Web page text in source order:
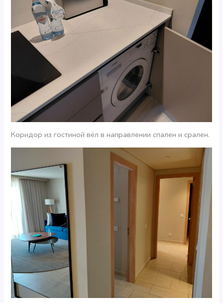
Коридор из гостиной вёл в направлении спален и срален.